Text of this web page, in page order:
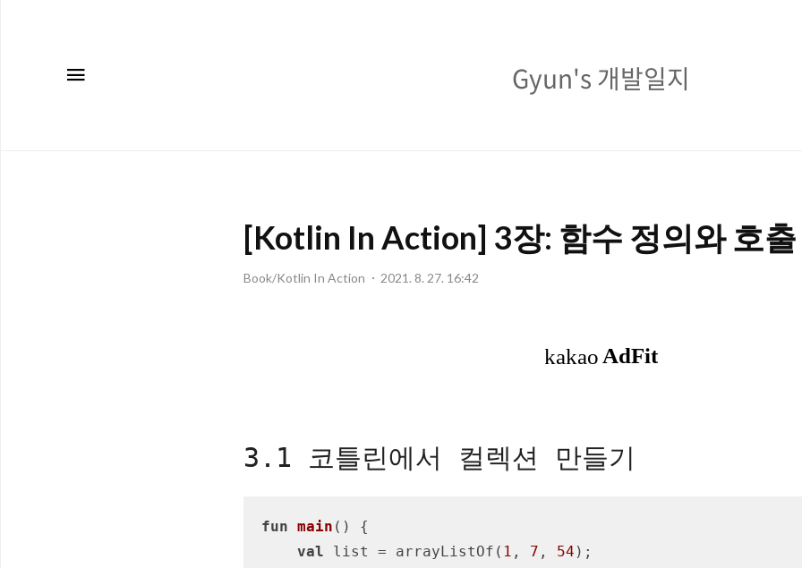
개
Gyun's 개발일지
[Kotlin In Action] 3장: 함수 정의와 호출
Book/Kotlin In Action 2021. 8. 27. 16:42
3.1 코틀린에서 컬렉션 만들기
fun main ()
{
val list = arrayListOf( 1 , 7 , 54 );